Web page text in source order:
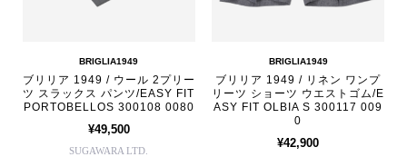
BRIGLIA1949
ブリリア 1949 / ウール 2プリー
ツ スラックス パンツ/EASY FIT
PORTOBELLOS 300108 0080
¥49,500
SUGAWARA LTD.
BRIGLIA1949
ブリリア 1949 / リネン ワンプ
リーツ ショーツ ウエストゴム/E
ASY FIT OLBIA S 300117 009
0
¥42,900